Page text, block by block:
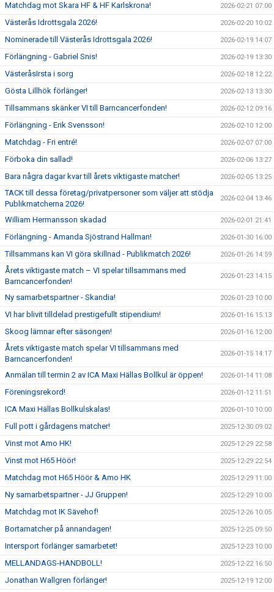
Matchdag mot Skara HF & HF Karlskrona! 2026-02-21 07:00
Västerås Idrottsgala 2026! 2026-02-20 10:02
Nominerade till Västerås Idrottsgala 2026! 2026-02-19 14:07
Förlängning - Gabriel Snis! 2026-02-19 13:30
VästeråsIrsta i sorg 2026-02-18 12:22
Gösta Lillhök förlänger! 2026-02-13 13:30
Tillsammans skänker VI till Barncancerfonden! 2026-02-12 09:16
Förlängning - Erik Svensson! 2026-02-10 12:00
Matchdag - Fri entré! 2026-02-07 07:00
Förboka din sallad! 2026-02-06 13:27
Bara några dagar kvar till årets viktigaste matcher! 2026-02-05 13:25
TACK till dessa företag/privatpersoner som väljer att stödja
Publikmatcherna 2026!
2026-02-04 13:46
William Hermansson skadad 2026-02-01 21:41
Förlängning - Amanda Sjöstrand Hallman! 2026-01-30 16:00
Tillsammans kan VI göra skillnad - Publikmatch 2026! 2026-01-26 14:59
Årets viktigaste match – VI spelar tillsammans med
Barncancerfonden!
2026-01-23 14:15
Ny samarbetspartner - Skandia! 2026-01-23 10:00
VI har blivit tilldelad prestigefullt stipendium! 2026-01-16 15:13
Skoog lämnar efter säsongen! 2026-01-16 12:00
Årets viktigaste match spelar VI tillsammans med
Barncancerfonden!
2026-01-15 14:17
Anmälan till termin 2 av ICA Maxi Hällas Bollkul är öppen! 2026-01-14 11:08
Föreningsrekord! 2026-01-12 11:51
ICA Maxi Hällas Bollkulskalas! 2026-01-10 10:00
Full pott i gårdagens matcher! 2025-12-30 09:02
Vinst mot Amo HK! 2025-12-29 22:58
Vinst mot H65 Höör! 2025-12-29 22:54
Matchdag mot H65 Höör & Amo HK 2025-12-29 11:00
Ny samarbetspartner - JJ Gruppen! 2025-12-29 10:00
Matchdag mot IK Sävehof! 2025-12-26 10:05
Bortamatcher på annandagen! 2025-12-25 09:50
Intersport förlänger samarbetet! 2025-12-23 10:00
MELLANDAGS-HANDBOLL! 2025-12-22 16:50
Jonathan Wallgren förlänger! 2025-12-19 12:00